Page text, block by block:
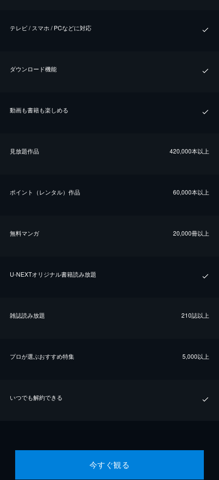
テレビ / スマホ / PCなどに対応
ダウンロード機能
動画も書籍も楽しめる
⾒放題作品 420,000本以上
ポイント（レンタル）作品 60,000本以上
無料マンガ 20,000冊以上
U-NEXTオリジナル書籍読み放題
雑誌読み放題 210誌以上
プロが選ぶおすすめ特集 5,000以上
いつでも解約できる
今すぐ観る